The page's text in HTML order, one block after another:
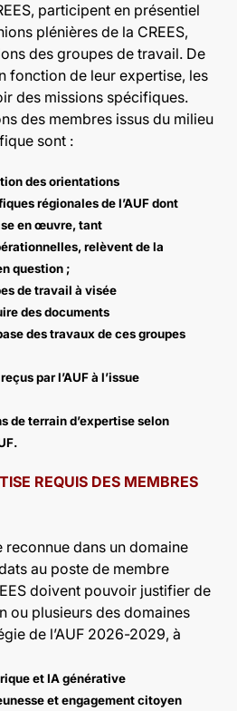
participent en présentiel
plénières de la CREES,
des groupes de travail. De
fonction de leur expertise, les
des missions spécifiques.
des membres issus du milieu
sont :
des orientations
régionales de l’AUF dont
en œuvre, tant
relèvent de la
question ;
de travail à visée
des documents
des travaux de ces groupes
par l’AUF à l’issue
de terrain d’expertise selon
REQUIS DES MEMBRES
reconnue dans un domaine
au poste de membre
doivent pouvoir justifier de
ou plusieurs des domaines
de l’AUF 2026-2029, à
et IA générative
et engagement citoyen